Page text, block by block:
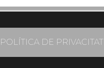
POLÍTICA DE PRIVACITAT